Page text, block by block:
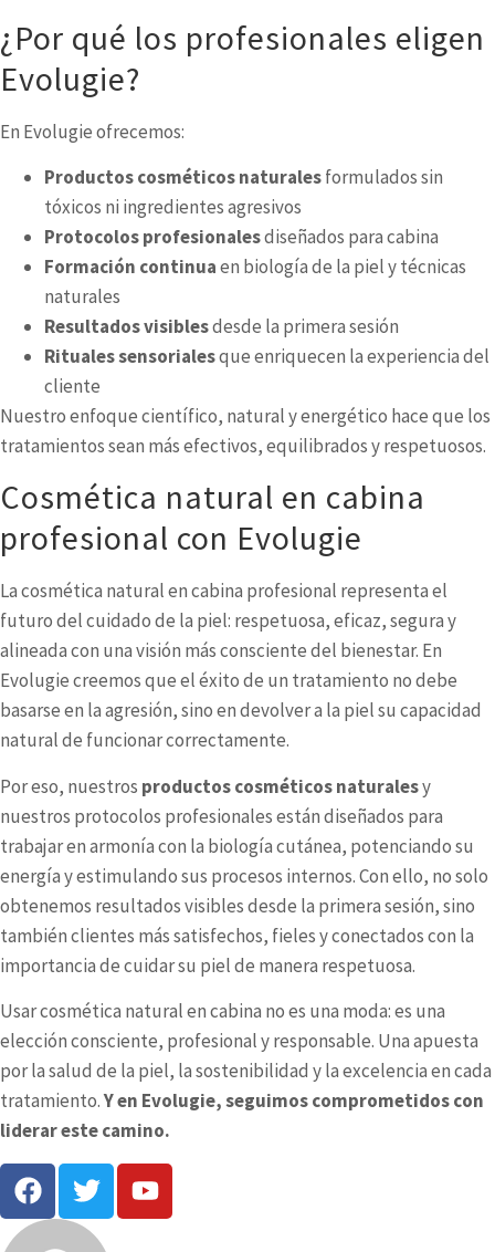
¿Por qué los profesionales eligen
Evolugie?
En Evolugie ofrecemos:
Productos cosméticos naturalesformulados sin
tóxicos ni ingredientes agresivos
Protocolos profesionalesdiseñados para cabina
Formación continuaen biología de la piel y técnicas
naturales
Resultados visiblesdesde la primera sesión
Rituales sensorialesque enriquecen la experiencia del
cliente
Nuestro enfoque científico, natural y energético hace que los
tratamientos sean más efectivos, equilibrados y respetuosos.
Cosmética natural en cabina
profesional con Evolugie
La cosmética natural en cabina profesional representa el
futuro del cuidado de la piel: respetuosa, eficaz, segura y
alineada con una visión más consciente del bienestar. En
Evolugie creemos que el éxito de un tratamiento no debe
basarse en la agresión, sino en devolver a la piel su capacidad
natural de funcionar correctamente.
Por eso, nuestros productos cosméticos naturalesy
nuestros protocolos profesionales están diseñados para
trabajar en armonía con la biología cutánea, potenciando su
energía y estimulando sus procesos internos. Con ello, no solo
obtenemos resultados visibles desde la primera sesión, sino
también clientes más satisfechos, fieles y conectados con la
importancia de cuidar su piel de manera respetuosa.
Usar cosmética natural en cabina no es una moda: es una
elección consciente, profesional y responsable. Una apuesta
por la salud de la piel, la sostenibilidad y la excelencia en cada
tratamiento.Y en Evolugie, seguimos comprometidos con
liderar este camino.